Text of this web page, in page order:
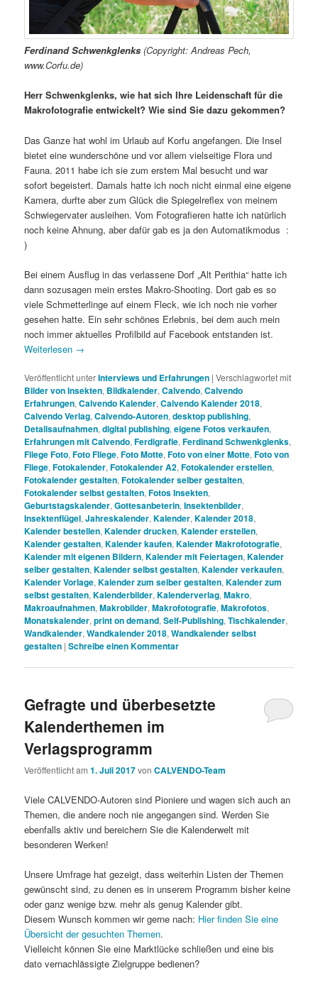
Ferdinand Schwenkglenks(Copyright: Andreas Pech,
www.Corfu.de)
Herr Schwenkglenks, wie hat sich Ihre Leidenschaft für die
Makrofotografie entwickelt? Wie sind Sie dazu gekommen?
Das Ganze hat wohl im Urlaub auf Korfu angefangen. Die Insel
bietet eine wunderschöne und vor allem vielseitige Flora und
Fauna. 2011 habe ich sie zum erstem Mal besucht und war
sofort begeistert. Damals hatte ich noch nicht einmal eine eigene
Kamera, durfte aber zum Glück die Spiegelreflex von meinem
Schwiegervater ausleihen. Vom Fotografieren hatte ich natürlich
noch keine Ahnung, aber dafür gab es ja den Automatikmodus :
)
Bei einem Ausflug in das verlassene Dorf „Alt Perithia“ hatte ich
dann sozusagen mein erstes Makro-Shooting. Dort gab es so
viele Schmetterlinge auf einem Fleck, wie ich noch nie vorher
gesehen hatte. Ein sehr schönes Erlebnis, bei dem auch mein
noch immer aktuelles Profilbild auf Facebook entstanden ist.
Weiterlesen →
Veröffentlicht unterInterviews und Erfahrungen |Verschlagwortet mit
Bilder von Insekten, Bildkalender,Calvendo,Calvendo
Erfahrungen,Calvendo Kalender,Calvendo Kalender 2018,
Calvendo Verlag,Calvendo-Autoren,desktop publishing,
Detailsaufnahmen,digital publishing,eigene Fotos verkaufen,
Erfahrungen mit Calvendo,Ferdigrafie,Ferdinand Schwenkglenks,
Fliege Foto,Foto Fliege,Foto Motte,Foto von einer Motte,Foto von
Fliege,Fotokalender,Fotokalender A2,Fotokalender erstellen,
Fotokalender gestalten,Fotokalender selber gestalten,
Fotokalender selbst gestalten,Fotos Insekten,
Geburtstagskalender,Gottesanbeterin,Insektenbilder,
Insektenflügel,Jahreskalender,Kalender,Kalender 2018,
Kalender bestellen,Kalender drucken,Kalender erstellen,
Kalender gestalten,Kalender kaufen,Kalender Makrofotografie,
Kalender mit eigenen Bildern,Kalender mit Feiertagen,Kalender
selber gestalten,Kalender selbst gestalten,Kalender verkaufen,
Kalender Vorlage,Kalender zum selber gestalten,Kalender zum
selbst gestalten,Kalenderbilder,Kalenderverlag,Makro,
Makroaufnahmen,Makrobilder,Makrofotografie,Makrofotos,
Monatskalender,print on demand,Self-Publishing,Tischkalender,
Wandkalender,Wandkalender 2018,Wandkalender selbst
gestalten |Schreibe einen Kommentar
Gefragte und überbesetzte
Kalenderthemen im
Verlagsprogramm
Veröffentlicht am1. Juli 2017vonCALVENDO-Team
Viele CALVENDO-Autoren sind Pioniere und wagen sich auch an
Themen, die andere noch nie angegangen sind. Werden Sie
ebenfalls aktiv und bereichern Sie die Kalenderwelt mit
besonderen Werken!
Unsere Umfrage hat gezeigt, dass weiterhin Listen der Themen
gewünscht sind, zu denen es in unserem Programm bisher keine
oder ganz wenige bzw. mehr als genug Kalender gibt.
Diesem Wunsch kommen wir gerne nach: Hier finden Sie eine
Übersicht der gesuchten Themen.
Vielleicht können Sie eine Marktlücke schließen und eine bis
dato vernachlässigte Zielgruppe bedienen?